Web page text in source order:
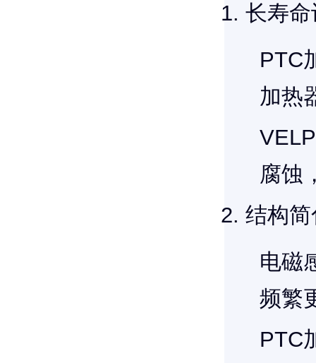
长寿
PTC
加热
腐蚀
结构
电磁
频繁
PTC